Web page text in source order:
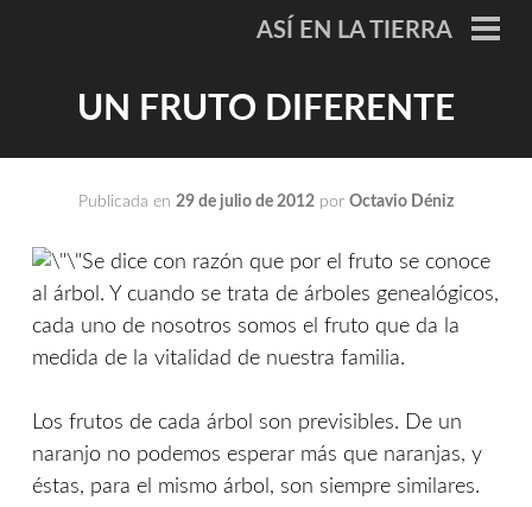
ASÍ EN LA TIERRA
UN FRUTO DIFERENTE
Publicada en 29 de julio de 2012 por Octavio Déniz
Se dice con razón que por el fruto se conoce
al árbol. Y cuando se trata de árboles genealógicos,
cada uno de nosotros somos el fruto que da la
medida de la vitalidad de nuestra familia.
Los frutos de cada árbol son previsibles. De un
naranjo no podemos esperar más que naranjas, y
éstas, para el mismo árbol, son siempre similares.